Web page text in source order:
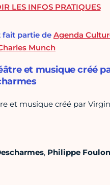
fait partie de Agenda
Munch
et musique créé
et musique créé par
, Philippe Foulon
LES INFOS PRATIQUES